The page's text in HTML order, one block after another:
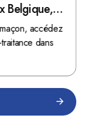
Belgique,
accédez
dans